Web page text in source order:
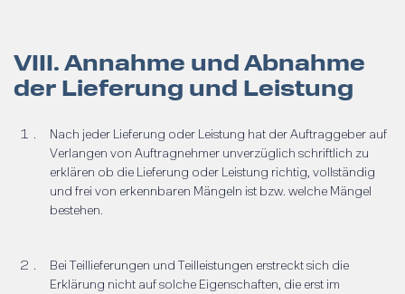
VIII. Annahme und Abnahme
der Lieferung und Leistung
Nach jeder Lieferung oder Leistung hat der Auftraggeber auf
Verlangen von Auftragnehmer unverzüglich schriftlich zu
erklären ob die Lieferung oder Leistung richtig, vollständig
und frei von erkennbaren Mängeln ist bzw. welche Mängel
bestehen.
Bei Teillieferungen und Teilleistungen erstreckt sich die
Erklärung nicht auf solche Eigenschaften, die erst im